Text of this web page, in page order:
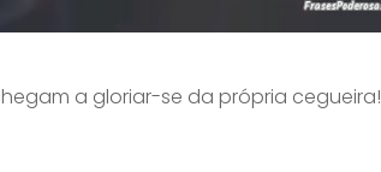
a gloriar-se da própria cegueira!